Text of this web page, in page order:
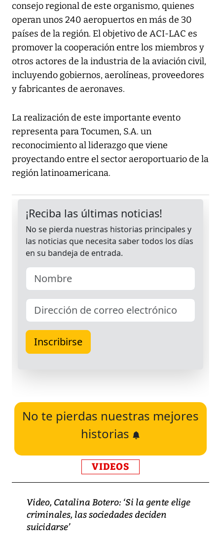
consejo regional de este organismo, quienes
operan unos 240 aeropuertos en más de 30
países de la región. El objetivo de ACI-LAC es
promover la cooperación entre los miembros y
otros actores de la industria de la aviación civil,
incluyendo gobiernos, aerolíneas, proveedores
y fabricantes de aeronaves.
La realización de este importante evento
representa para Tocumen, S.A. un
reconocimiento al liderazgo que viene
proyectando entre el sector aeroportuario de la
región latinoamericana.
No te pierdas nuestras mejores
historias
VIDEOS
Video, Catalina Botero: ‘Si la gente elige
criminales, las sociedades deciden
suicidarse’